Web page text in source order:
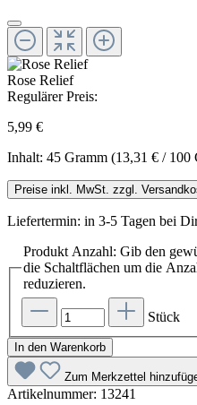
Rose Relief
Regulärer Preis:
5,99 €
Inhalt: 45 Gramm (13,31 € / 100
Preise inkl. MwSt. zzgl.
Liefertermin: in 3-5 Tagen bei
Produkt Anzahl: Gib den
die Schaltflächen um die
reduzieren.
Stück
In den Warenkorb
Zum Merkzettel
Artikelnummer: 13241